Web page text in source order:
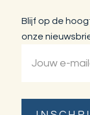
Blijf op de
onze